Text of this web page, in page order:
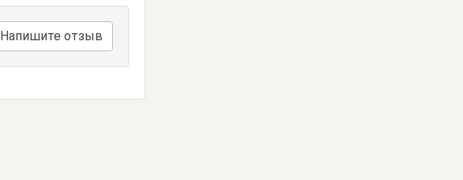
Напишите отзыв